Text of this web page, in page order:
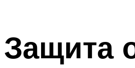
Защита